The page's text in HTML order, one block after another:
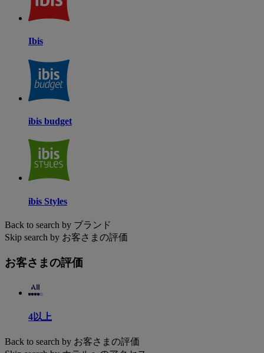
Ibis
ibis budget
ibis Styles
Back to search by ブランド
Skip search by お客さまの評価
お客さまの評価
4以上
Back to search by お客さまの評価